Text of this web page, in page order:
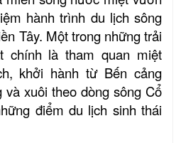
hành trình du lịch sông
Tây. Một trong những trải
chính là tham quan miệt
khởi hành từ Bến cảng
và xuôi theo dòng sông Cổ
điểm du lịch sinh thái